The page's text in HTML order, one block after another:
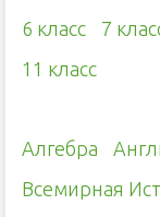
6 класс
7
11 класс
Алгебра
Всемирная